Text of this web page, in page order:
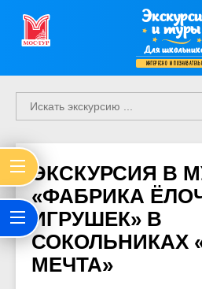
и туры
Для
интересно и
ЭКСКУРСИЯ В
«ФАБРИКА
ИГРУШЕК» В
СОКОЛЬНИКАХ
МЕЧТА»